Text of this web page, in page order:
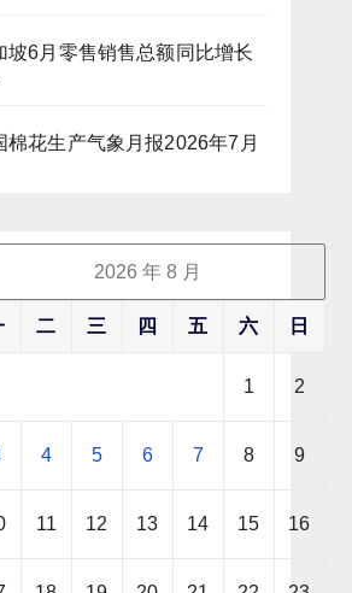
坡6月零售销售总额同比增长
棉花生产气象月报2026年7月
2026 年 8 月
二 三 四 五 六 日
1 2
4 5 6 7 8 9
11 12 13 14 15 16